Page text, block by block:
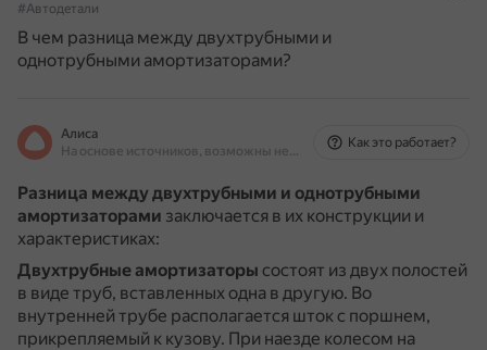
#Автодетали
В чем разница между двухтрубными и
однотрубными амортизаторами?
Алиса
На основе источников, возможны неточности
Как это работает?
Разница между двухтрубными и однотрубными
амортизаторами заключается в их конструкции и
характеристиках:
Двухтрубные амортизаторы состоят из двух полостей
в виде труб, вставленных одна в другую. Во
внутренней трубе располагается шток с поршнем,
прикрепляемый к кузову. При наезде колесом на